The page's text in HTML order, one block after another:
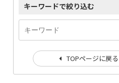
キーワードで絞り込む
TOPページに戻る